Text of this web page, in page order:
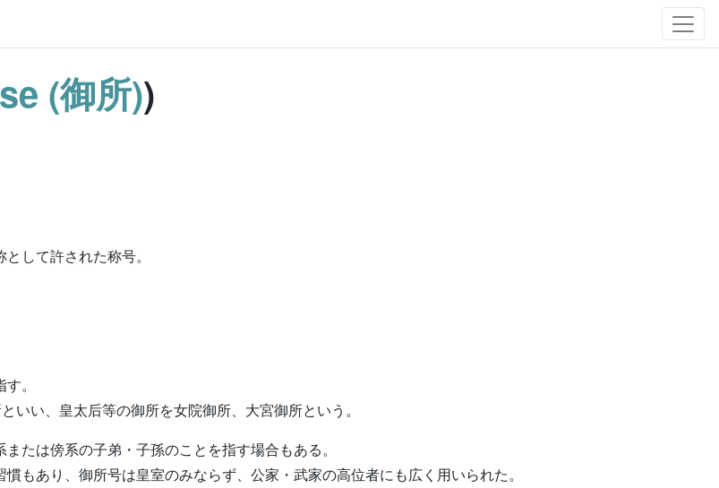
(御所))
して許された称号。
。
い、皇太后等の御所を女院御所、大宮御所という。
たは傍系の子弟・子孫のことを指す場合もある。
もあり、御所号は皇室のみならず、公家・武家の高位者にも広く用いられた。